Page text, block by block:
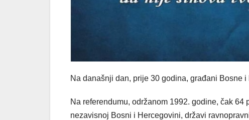
Na današnji dan, prije 30 godina, građani Bosne
Na referendumu, održanom 1992. godine, čak
nezavisnoj Bosni i Hercegovini, državi